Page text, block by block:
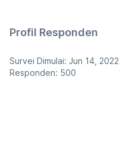
Profil Responden
Survei Dimulai: Jun 14, 2022
Responden: 500